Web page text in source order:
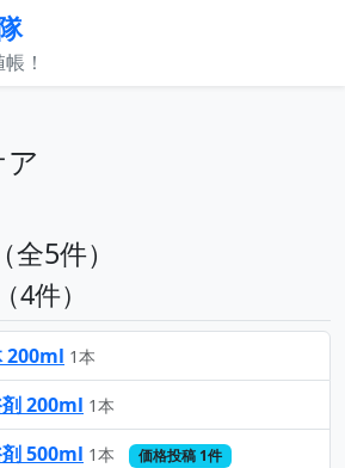
！
5件）
（4件）
200ml 1本
200ml 1本
500ml 1本 価格投稿 1件